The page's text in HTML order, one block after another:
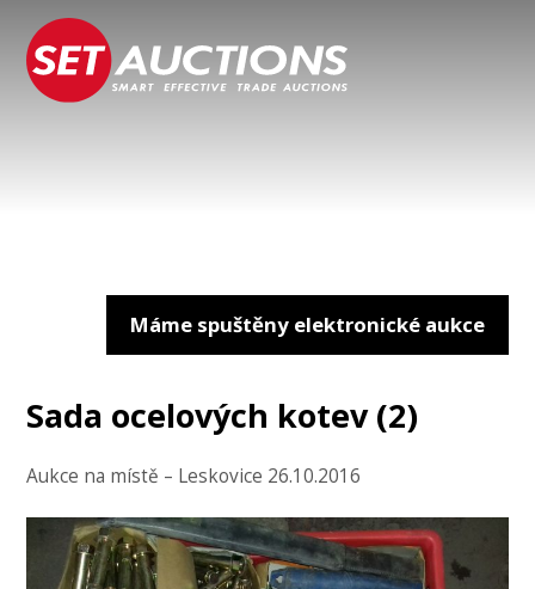
Máme spuštěny elektronické aukce
Sada ocelových kotev (2)
Aukce na místě – Leskovice 26.10.2016